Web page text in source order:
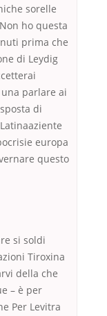
sorelle
ho questa
prima che
di Leydig
parlare ai
di
europa
questo
si soldi
Tiroxina
della che
– è per
Per Levitra